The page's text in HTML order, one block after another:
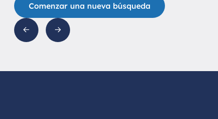
Comenzar una nueva búsqueda